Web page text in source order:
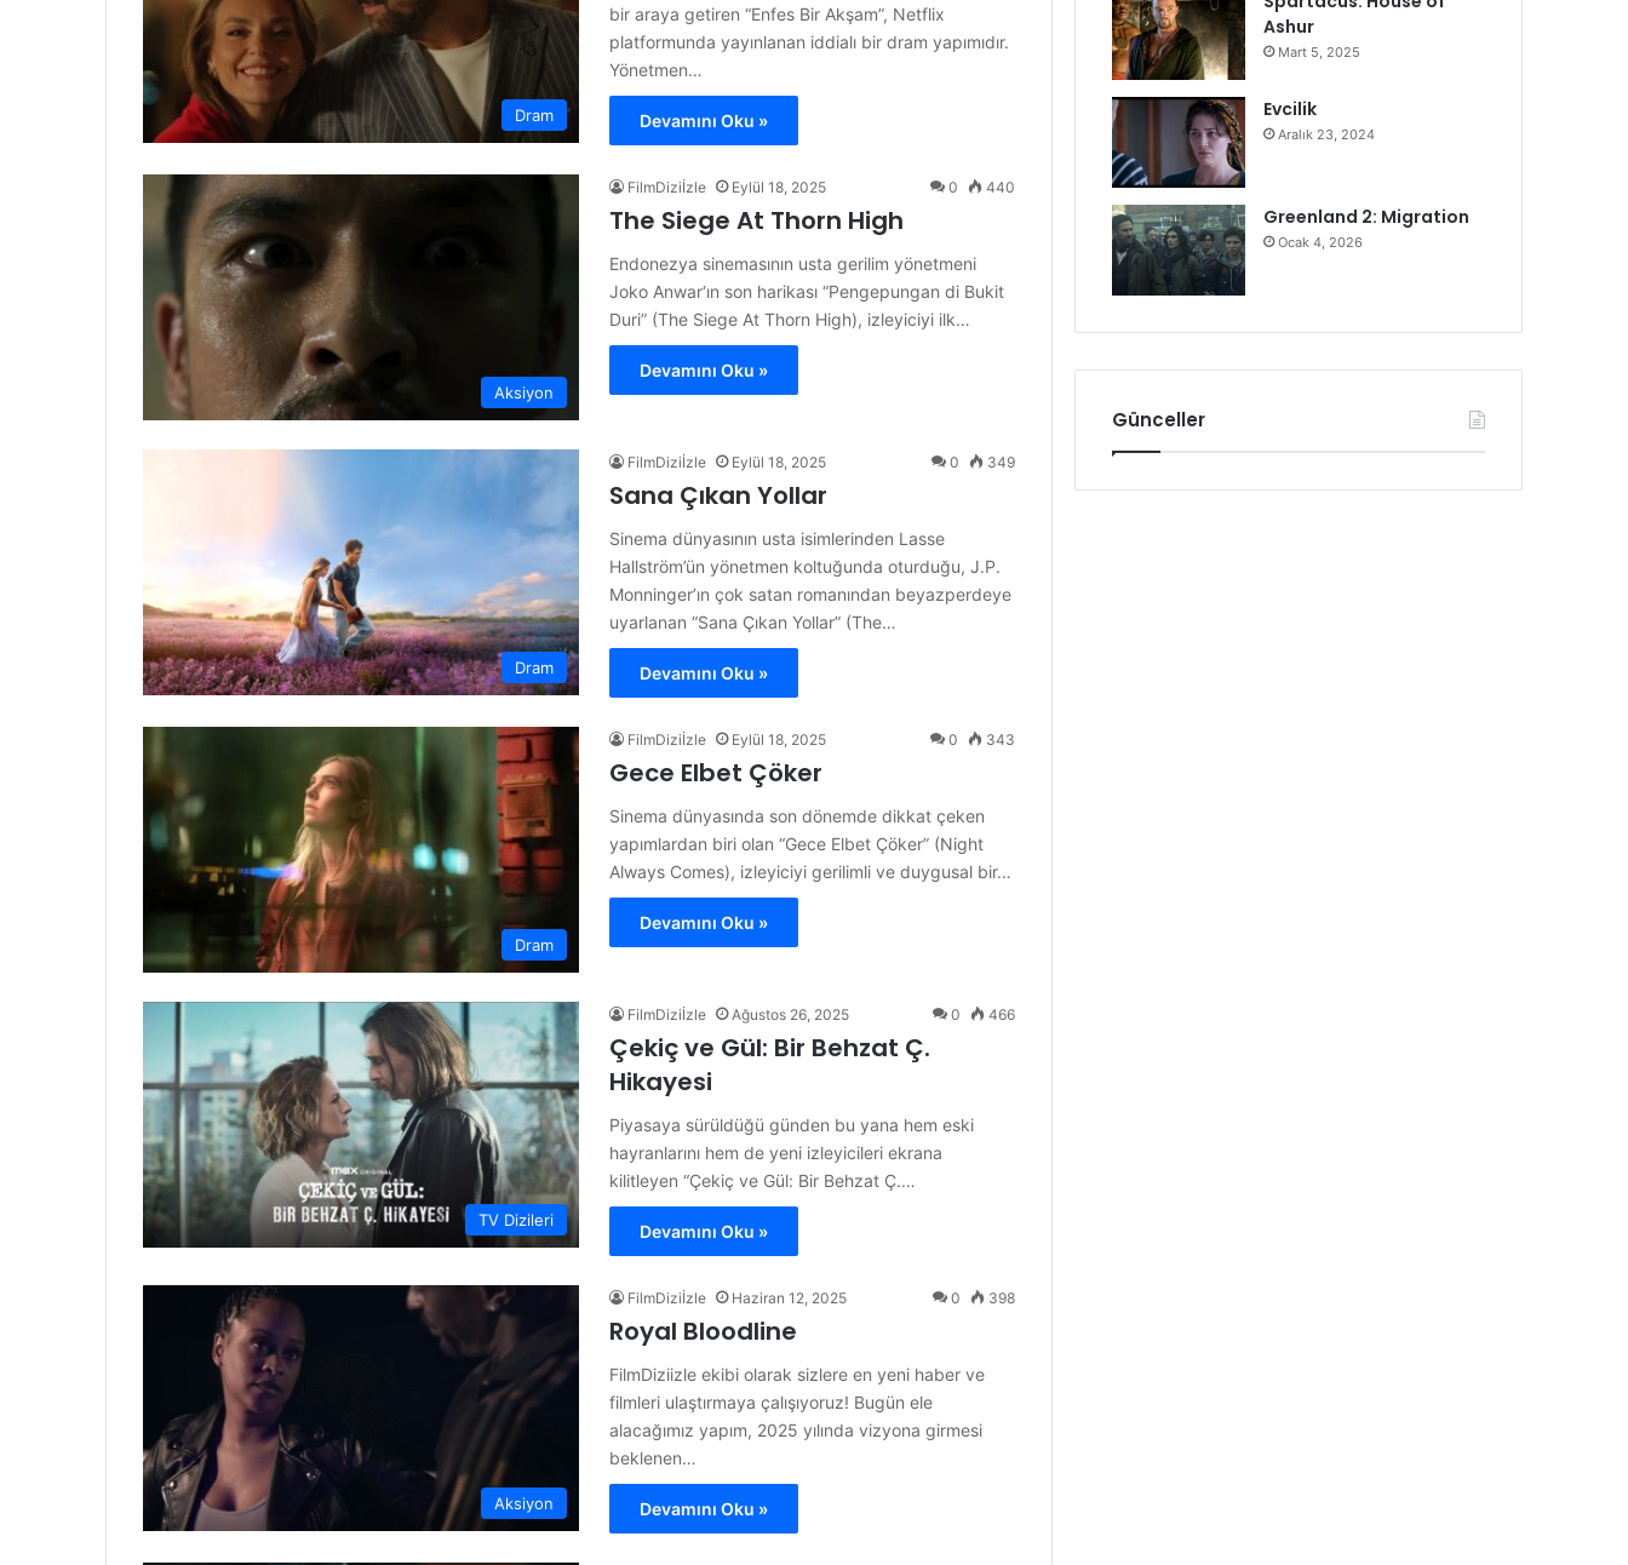
Dram
bir araya getiren “Enfes Bir Akşam”, Netflix
platformunda yayınlanan iddialı bir dram yapımıdır.
Yönetmen…
Devamını Oku »
Aksiyon
FilmDiziİzle Eylül 18, 2025 0 440
The Siege At Thorn High
Endonezya sinemasının usta gerilim yönetmeni
Joko Anwar‘ın son harikası “Pengepungan di Bukit
Duri” (The Siege At Thorn High), izleyiciyi ilk…
Devamını Oku »
Dram
FilmDiziİzle Eylül 18, 2025 0 349
Sana Çıkan Yollar
Sinema dünyasının usta isimlerinden Lasse
Hallström’ün yönetmen koltuğunda oturduğu, J.P.
Monninger’ın çok satan romanından beyazperdeye
uyarlanan “Sana Çıkan Yollar” (The…
Devamını Oku »
Dram
FilmDiziİzle Eylül 18, 2025 0 343
Gece Elbet Çöker
Sinema dünyasında son dönemde dikkat çeken
yapımlardan biri olan “Gece Elbet Çöker” (Night
Always Comes), izleyiciyi gerilimli ve duygusal bir…
Devamını Oku »
TV Dizileri
FilmDiziİzle Ağustos 26, 2025 0 466
Çekiç ve Gül: Bir Behzat Ç.
Hikayesi
Piyasaya sürüldüğü günden bu yana hem eski
hayranlarını hem de yeni izleyicileri ekrana
kilitleyen “Çekiç ve Gül: Bir Behzat Ç.…
Devamını Oku »
Aksiyon
FilmDiziİzle Haziran 12, 2025 0 398
Royal Bloodline
FilmDiziizle ekibi olarak sizlere en yeni haber ve
filmleri ulaştırmaya çalışıyoruz! Bugün ele
alacağımız yapım, 2025 yılında vizyona girmesi
beklenen…
Devamını Oku »
Ashur
Mart 5, 2025
Evcilik
Aralık 23, 2024
Greenland 2: Migration
Ocak 4, 2026
Günceller